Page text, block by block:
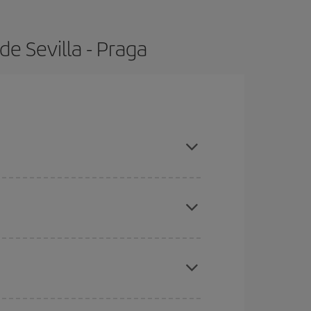
Sevilla - Praga